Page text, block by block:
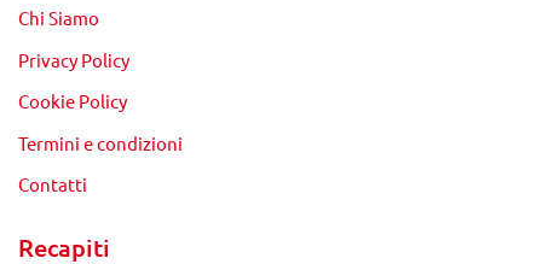
Chi Siamo
Privacy Policy
Cookie Policy
Termini e condizioni
Contatti
Recapiti